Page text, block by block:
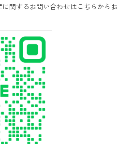
関するお問い合わせはこちらからお